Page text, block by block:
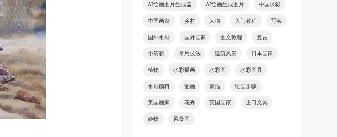
AI绘画图片生成器 AI绘画生成图片 中国水彩
中国画家 乡村 人物 入门教程 写实
国外水彩 国外画家 图文教程 复古
小清新 常用技法 建筑风景 日本画家
植物 水彩插画 水彩画 水彩画具
水彩颜料 油画 素描 绘画步骤
美国画家 花卉 英国画家 进口文具
静物 风景画